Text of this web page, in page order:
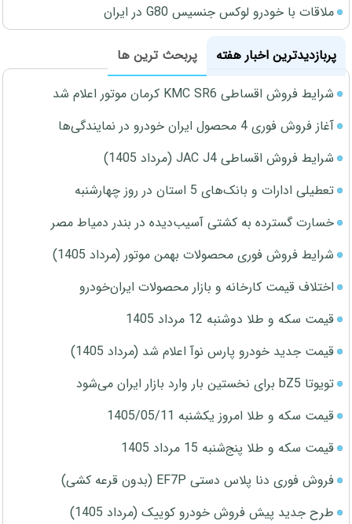
ملاقات با خودرو لوکس جنسیس G80 در ایران
پربازدیدترین اخبار هفته
پربحث ترین ها
شرایط فروش اقساطی KMC SR6 کرمان موتور اعلام شد
آغاز فروش فوری 4 محصول ایران خودرو در نمایندگی‌ها
شرایط فروش اقساطی JAC J4 (مرداد 1405)
تعطیلی ادارات و بانک‌های 5 استان در روز چهارشنبه
خسارت گسترده به کشتی آسیب‌دیده در بندر دمیاط مصر
شرایط فروش فوری محصولات بهمن موتور (مرداد 1405)
اختلاف قیمت کارخانه و بازار محصولات ایران‌خودرو
قیمت سکه و طلا دوشنبه 12 مرداد 1405
قیمت جدید خودرو پارس نوآ اعلام شد (مرداد 1405)
تویوتا bZ5 برای نخستین بار وارد بازار ایران می‌شود
قیمت سکه و طلا امروز یکشنبه 1405/05/11
قیمت سکه و طلا پنج‌شنبه 15 مرداد 1405
فروش فوری دنا پلاس دستی EF7P (بدون قرعه کشی)
طرح جدید پیش فروش خودرو کوییک (مرداد 1405)